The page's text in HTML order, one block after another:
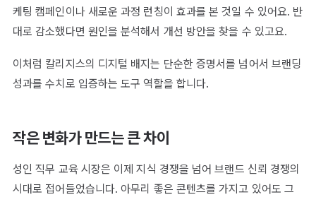
케팅 캠페인이나 새로운 과정 런칭이 효과를 본 것일 수 있어요. 반
대로 감소했다면 원인을 분석해서 개선 방안을 찾을 수 있고요.
이처럼 칼리지스의 디지털 배지는 단순한 증명서를 넘어서 브랜딩
성과를 수치로 입증하는 도구 역할을 합니다.
작은 변화가 만드는 큰 차이
성인 직무 교육 시장은 이제 지식 경쟁을 넘어 브랜드 신뢰 경쟁의
시대로 접어들었습니다. 아무리 좋은 콘텐츠를 가지고 있어도 그